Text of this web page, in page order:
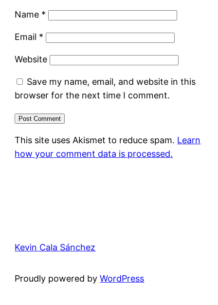
Name *
Email *
Website
Save my name, email, and website in this
browser for the next time I comment.
This site uses Akismet to reduce spam. Learn
how your comment data is processed.
Kevin Cala Sánchez
Proudly powered byWordPress